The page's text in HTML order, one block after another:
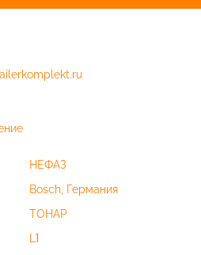
НЕФАЗ
Bosch, Германия
ТОНАР
L1